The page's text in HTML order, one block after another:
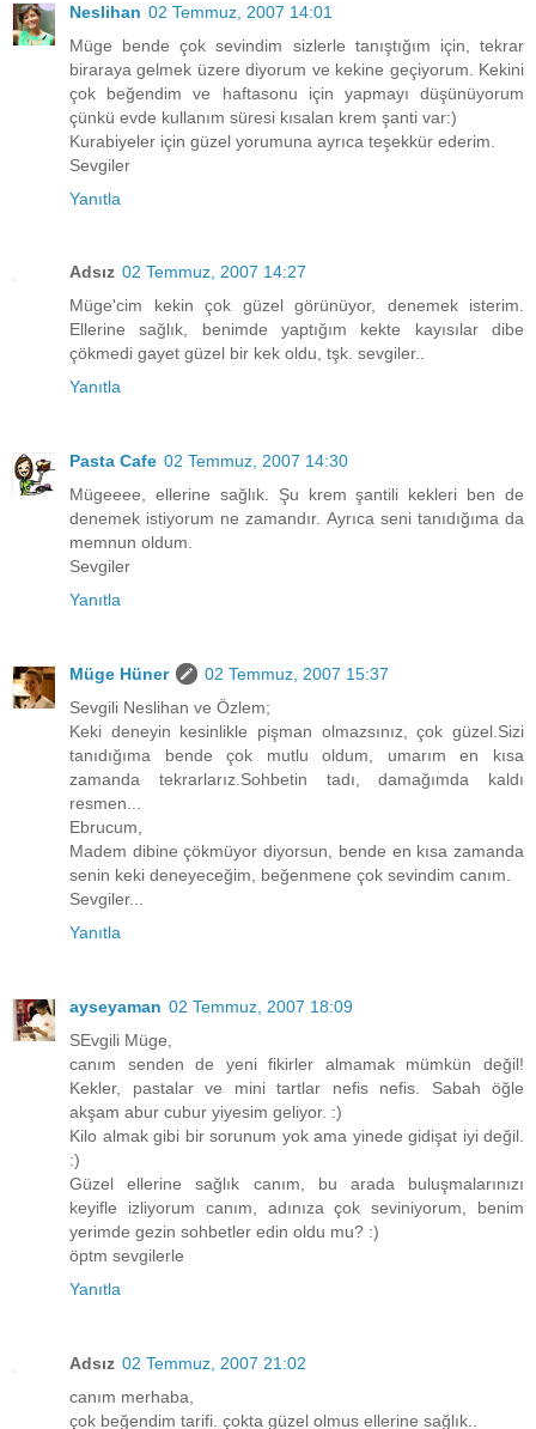
Neslihan 02 Temmuz, 2007 14:01
Müge bende çok sevindim sizlerle tanıştığım için, tekrar
biraraya gelmek üzere diyorum ve kekine geçiyorum. Kekini
çok beğendim ve haftasonu için yapmayı düşünüyorum
çünkü evde kullanım süresi kısalan krem şanti var:)
Kurabiyeler için güzel yorumuna ayrıca teşekkür ederim.
Sevgiler
Yanıtla
Adsız 02 Temmuz, 2007 14:27
Müge'cim kekin çok güzel görünüyor, denemek isterim.
Ellerine sağlık, benimde yaptığım kekte kayısılar dibe
çökmedi gayet güzel bir kek oldu, tşk. sevgiler..
Yanıtla
Pasta Cafe 02 Temmuz, 2007 14:30
Mügeeee, ellerine sağlık. Şu krem şantili kekleri ben de
denemek istiyorum ne zamandır. Ayrıca seni tanıdığıma da
memnun oldum.
Sevgiler
Yanıtla
Müge Hüner
02 Temmuz, 2007 15:37
Sevgili Neslihan ve Özlem;
Keki deneyin kesinlikle pişman olmazsınız, çok güzel.Sizi
tanıdığıma bende çok mutlu oldum, umarım en kısa
zamanda tekrarlarız.Sohbetin tadı, damağımda kaldı
resmen...
Ebrucum,
Madem dibine çökmüyor diyorsun, bende en kısa zamanda
senin keki deneyeceğim, beğenmene çok sevindim canım.
Sevgiler...
Yanıtla
ayseyaman 02 Temmuz, 2007 18:09
SEvgili Müge,
canım senden de yeni fikirler almamak mümkün değil!
Kekler, pastalar ve mini tartlar nefis nefis. Sabah öğle
akşam abur cubur yiyesim geliyor. :)
Kilo almak gibi bir sorunum yok ama yinede gidişat iyi değil.
:)
Güzel ellerine sağlık canım, bu arada buluşmalarınızı
keyifle izliyorum canım, adınıza çok seviniyorum, benim
yerimde gezin sohbetler edin oldu mu? :)
öptm sevgilerle
Yanıtla
Adsız 02 Temmuz, 2007 21:02
canım merhaba,
çok beğendim tarifi. çokta güzel olmus ellerine sağlık..